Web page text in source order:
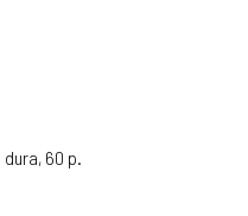
60 p.